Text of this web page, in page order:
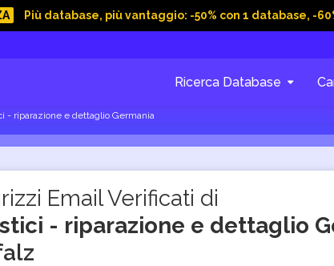
Più database, più vantaggio: -50% con 1 database, -
Ricerca Database
- riparazione e dettaglio Germania
Email Verificati di
- riparazione e dettaglio